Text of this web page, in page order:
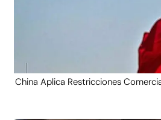
China Aplica Restricciones